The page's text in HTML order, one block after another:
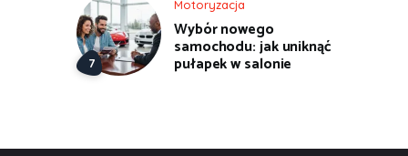
Motoryzacja
Wybór nowego
samochodu: jak uniknąć
pułapek w salonie